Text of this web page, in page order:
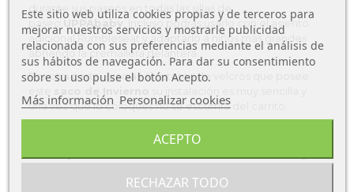
durante sus paseos en todas las sillas de
paseoUPPAbaby. Incluso podrás usarlo con el asiento
adicional Rumbleseat y adaptarlo a niños más grandes
abriendo la cremallera delantera.
Por otra parte, gracias al sistema de velcros que posee
una vez que lo coloques no se escurrirá del carrito.
CozyGanoosh
Este sitio web utiliza cookies propias y de terceros para
mejorar nuestros servicios y mostrarle publicidad
relacionada con sus preferencias mediante el análisis de
sus hábitos de navegación. Para dar su consentimiento
sobre su uso pulse el botón Acepto.
Más información Personalizar cookies
RECHAZAR TODO
ACEPTO